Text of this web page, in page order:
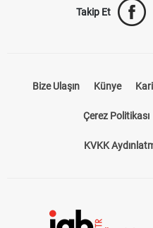
Takip Et
Bize Ulaşın Künye
Çerez Politikası
KVKK